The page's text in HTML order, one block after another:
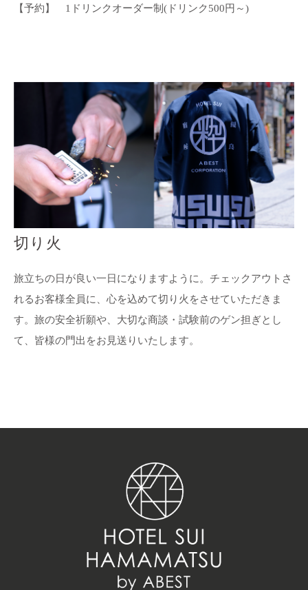
【予約】 1ドリンクオーダー制(ドリンク500円～)
切り火
旅立ちの日が良い一日になりますように。チェックアウトさ
れるお客様全員に、心を込めて切り火をさせていただきま
す。旅の安全祈願や、大切な商談・試験前のゲン担ぎとし
て、皆様の門出をお見送りいたします。